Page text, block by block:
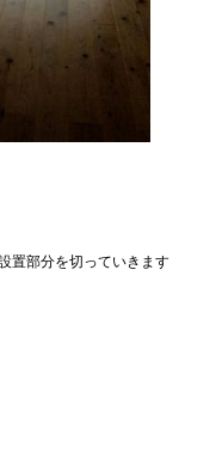
置部分を切っていきます